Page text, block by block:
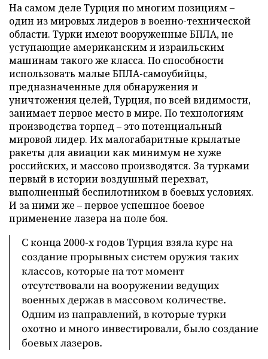
На самом деле Турция по многим позициям –
один из мировых лидеров в военно-технической
области. Турки имеют вооруженные БПЛА, не
уступающие американским и израильским
машинам такого же класса. По способности
использовать малые БПЛА-самоубийцы,
предназначенные для обнаружения и
уничтожения целей, Турция, по всей видимости,
занимает первое место в мире. По технологиям
производства торпед – это потенциальный
мировой лидер. Их малогабаритные крылатые
ракеты для авиации как минимум не хуже
российских, и массово производятся. За турками
первый в истории воздушный перехват,
выполненный беспилотником в боевых условиях.
И за ними же – первое успешное боевое
применение лазера на поле боя.
С конца 2000-х годов Турция взяла курс на
создание прорывных систем оружия таких
классов, которые на тот момент
отсутствовали на вооружении ведущих
военных держав в массовом количестве.
Одним из направлений, в которые турки
охотно и много инвестировали, было создание
боевых лазеров.